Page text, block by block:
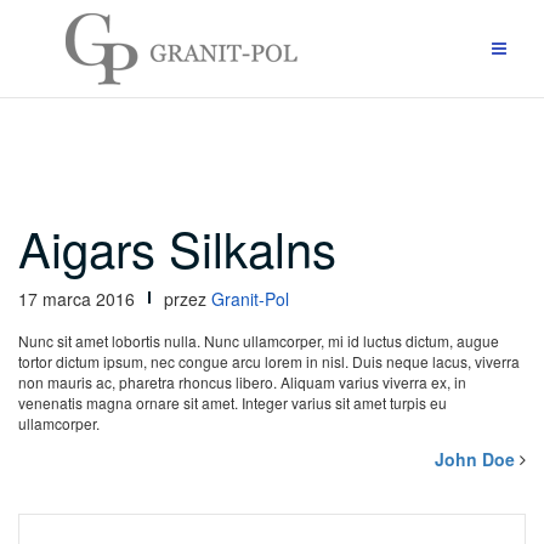
Aigars Silkalns
17 marca 2016 przez Granit-Pol
Nunc sit amet lobortis nulla. Nunc ullamcorper, mi id luctus dictum, augue
tortor dictum ipsum, nec congue arcu lorem in nisl. Duis neque lacus, viverra
non mauris ac, pharetra rhoncus libero. Aliquam varius viverra ex, in
venenatis magna ornare sit amet. Integer varius sit amet turpis eu
ullamcorper.
John Doe